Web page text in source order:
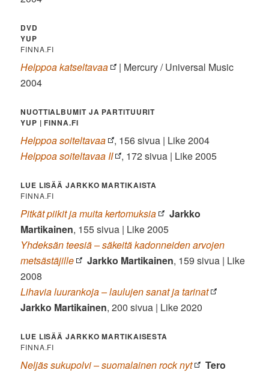
DVD
YUP
FINNA.FI
Helppoa katseltavaa
| Mercury / Universal Music
2004
NUOTTIALBUMIT JA PARTITUURIT
YUP | FINNA.FI
Helppoa soiteltavaa
, 156 sivua | Like 2004
Helppoa soiteltavaa II
, 172 sivua | Like 2005
LUE LISÄÄ JARKKO MARTIKAISTA
FINNA.FI
Pitkät piikit ja muita kertomuksia
Jarkko
Martikainen, 155 sivua | Like 2005
Yhdeksän teesiä – säkeitä kadonneiden arvojen
metsästäjille
Jarkko Martikainen, 159 sivua | Like
2008
Lihavia luurankoja – laulujen sanat ja tarinat
Jarkko Martikainen, 200 sivua | Like 2020
LUE LISÄÄ JARKKO MARTIKAISESTA
FINNA.FI
Neljäs sukupolvi – suomalainen rock nyt
Tero